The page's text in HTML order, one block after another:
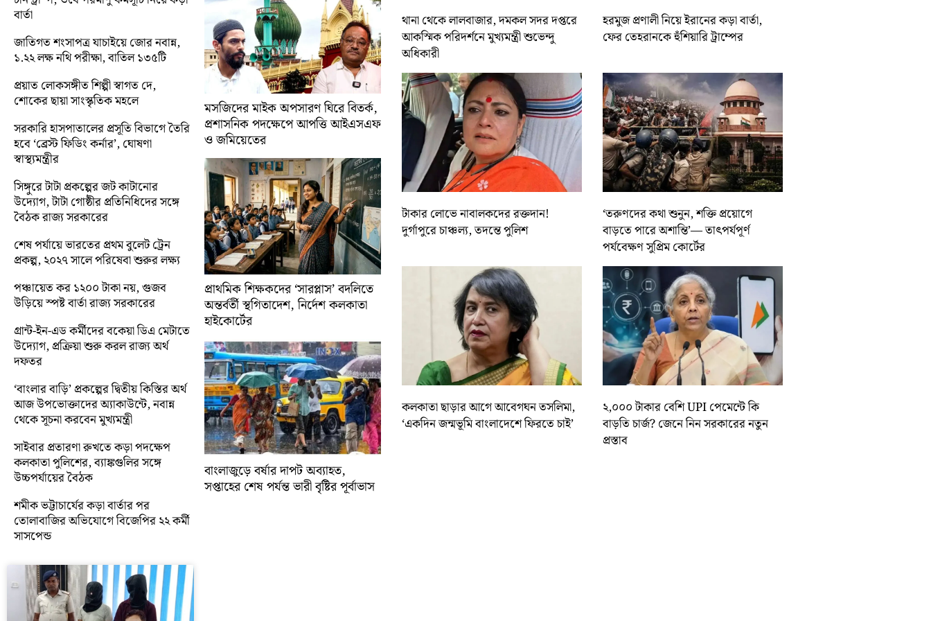
বার্তা
জাতিগত শংসাপত্র যাচাইয়ে জোর নবান্ন,
১.২২ লক্ষ নথি পরীক্ষা, বাতিল ১৩৫টি
প্রয়াত লোকসঙ্গীত শিল্পী স্বাগত দে,
শোকের ছায়া সাংস্কৃতিক মহলে
সরকারি হাসপাতালের প্রসূতি বিভাগে তৈরি
হবে ‘ব্রেস্ট ফিডিং কর্নার’, ঘোষণা
স্বাস্থ্যমন্ত্রীর
সিঙ্গুরে টাটা প্রকল্পের জট কাটানোর
উদ্যোগ, টাটা গোষ্ঠীর প্রতিনিধিদের সঙ্গে
বৈঠক রাজ্য সরকারের
শেষ পর্যায়ে ভারতের প্রথম বুলেট ট্রেন
প্রকল্প, ২০২৭ সালে পরিষেবা শুরুর লক্ষ্য
পঞ্চায়েত কর ১২০০ টাকা নয়, গুজব
উড়িয়ে স্পষ্ট বার্তা রাজ্য সরকারের
গ্রান্ট-ইন-এড কর্মীদের বকেয়া ডিএ মেটাতে
উদ্যোগ, প্রক্রিয়া শুরু করল রাজ্য অর্থ
দফতর
‘বাংলার বাড়ি’ প্রকল্পের দ্বিতীয় কিস্তির অর্থ
আজ উপভোক্তাদের অ্যাকাউন্টে, নবান্ন
থেকে সূচনা করবেন মুখ্যমন্ত্রী
সাইবার প্রতারণা রুখতে কড়া পদক্ষেপ
কলকাতা পুলিশের, ব্যাঙ্কগুলির সঙ্গে
উচ্চপর্যায়ের বৈঠক
শমীক ভট্টাচার্যের কড়া বার্তার পর
তোলাবাজির অভিযোগে বিজেপির ২২ কর্মী
সাসপেন্ড
মসজিদের মাইক অপসারণ ঘিরে বিতর্ক,
প্রশাসনিক পদক্ষেপে আপত্তি আইএসএফ
ও জমিয়েতের
প্রাথমিক শিক্ষকদের ‘সারপ্লাস’ বদলিতে
অন্তর্বর্তী স্থগিতাদেশ, নির্দেশ কলকাতা
হাইকোর্টের
বাংলাজুড়ে বর্ষার দাপট অব্যাহত,
সপ্তাহের শেষ পর্যন্ত ভারী বৃষ্টির পূর্বাভাস
থানা থেকে লালবাজার, দমকল সদর দপ্তরে
আকস্মিক পরিদর্শনে মুখ্যমন্ত্রী শুভেন্দু
অধিকারী
হরমুজ প্রণালী নিয়ে ইরানের কড়া বার্তা,
ফের তেহরানকে হুঁশিয়ারি ট্রাম্পের
টাকার লোভে নাবালকদের রক্তদান!
দুর্গাপুরে চাঞ্চল্য, তদন্তে পুলিশ
‘তরুণদের কথা শুনুন, শক্তি প্রয়োগে
বাড়তে পারে অশান্তি’— তাৎপর্যপূর্ণ
পর্যবেক্ষণ সুপ্রিম কোর্টের
কলকাতা ছাড়ার আগে আবেগঘন তসলিমা,
‘একদিন জন্মভূমি বাংলাদেশে ফিরতে চাই’
২,০০০ টাকার বেশি UPI পেমেন্টে কি
বাড়তি চার্জ? জেনে নিন সরকারের নতুন
প্রস্তাব